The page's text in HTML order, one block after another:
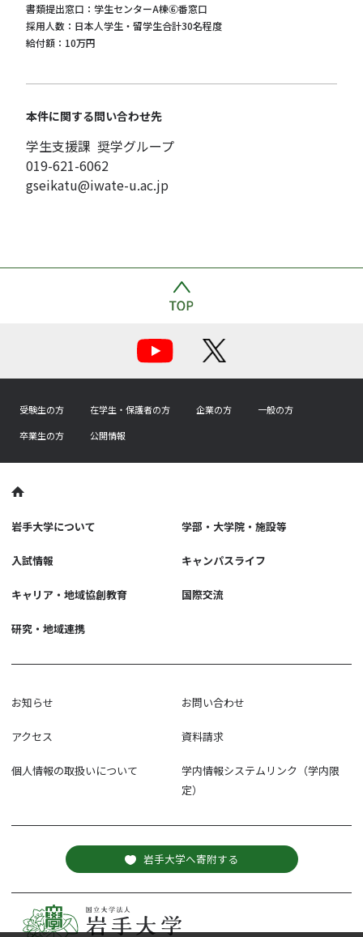
書類提出窓口：学生センターA棟⑥番窓口
採用人数：日本人学生・留学生合計30名程度
給付額：10万円
本件に関する問い合わせ先
学生支援課 奨学グループ
019-621-6062
gseikatu@iwate-u.ac.jp
受験生の方 在学生・保護者の方 企業の方
一般の方
卒業生の方
公開情報
岩手大学について 学部・大学院・施設等
入試情報 キャンパスライフ
キャリア・地域協創教育 国際交流
研究・地域連携
お知らせ お問い合わせ
アクセス 資料請求
個人情報の取扱いについて
学内情報システムリンク（学内限
定）
岩手大学へ寄附する